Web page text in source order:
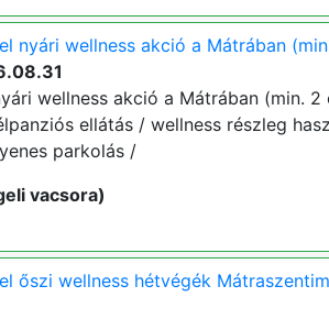
nyári wellness akció a Mátrában
wellness akció a Mátrában (min. 2
ellátás / wellness részleg
parkolás /
vacsora)
őszi wellness hétvégék